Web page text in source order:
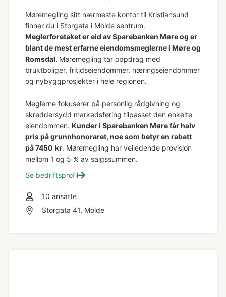
Møremegling sitt nærmeste kontor til Kristiansund
finner du i Storgata i Molde sentrum.
Meglerforetaket er eid av Sparebanken Møre og er
blant de mest erfarne eiendomsmeglerne i Møre og
Romsdal. Møremegling tar oppdrag med
bruktboliger, fritidseiendommer, næringseiendommer
og nybyggprosjekter i hele regionen.
Meglerne fokuserer på personlig rådgivning og
skreddersydd markedsføring tilpasset den enkelte
eiendommen. Kunder i Sparebanken Møre får halv
pris på grunnhonoraret, noe som betyr en rabatt
på 7450 kr. Møremegling har veiledende provisjon
mellom 1 og 5 % av salgssummen.
Se bedriftsprofil
10 ansatte
Storgata 41, Molde